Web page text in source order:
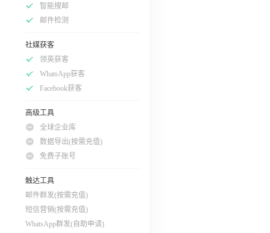
智能搜邮
邮件检测
社媒获客
领英获客
WhatsApp获客
Facebook获客
高级工具
全球企业库
数据导出(按需充值)
免费子账号
触达工具
邮件群发(按需充值)
短信营销(按需充值)
WhatsApp群发(自助申请)